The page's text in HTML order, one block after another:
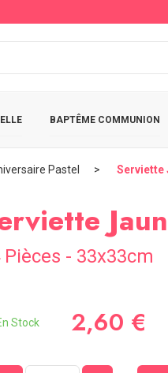
BAPTÊME COMMUNION
Pastel Serviette
Pièces - 33x33cm
Stock 2,60 €